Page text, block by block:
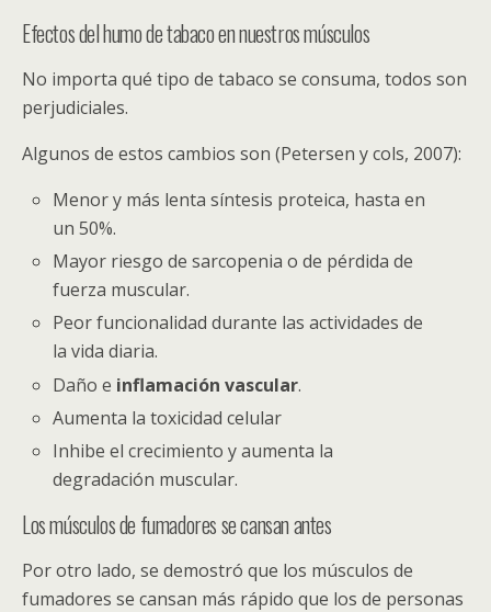
Efectos del humo de tabaco en nuestros músculos
No importa qué tipo de tabaco se consuma, todos son
perjudiciales.
Algunos de estos cambios son (Petersen y cols, 2007):
Menor y más lenta síntesis proteica, hasta en
un 50%.
Mayor riesgo de sarcopenia o de pérdida de
fuerza muscular.
Peor funcionalidad durante las actividades de
la vida diaria.
Daño e inflamación vascular.
Aumenta la toxicidad celular
Inhibe el crecimiento y aumenta la
degradación muscular.
Los músculos de fumadores se cansan antes
Por otro lado, se demostró que los músculos de
fumadores se cansan más rápido que los de personas